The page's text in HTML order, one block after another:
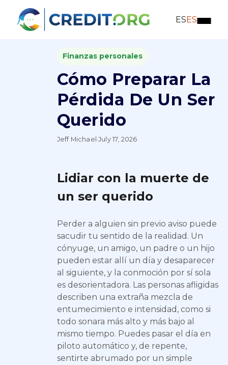
ESES
Finanzas personales
Cómo Preparar La
Pérdida De Un Ser
Querido
Jeff Michael ·July 17, 2026
Lidiar con la muerte de
un ser querido
Perder a alguien sin previo aviso puede
sacudir tu sentido de la realidad. Un
cónyuge, un amigo, un padre o un hijo
pueden estar allí un día y desaparecer
al siguiente, y la conmoción por sí sola
es desorientadora. Las personas afligidas
describen una extraña mezcla de
entumecimiento e intensidad, como si
todo sonara más alto y más bajo al
mismo tiempo. Puedes pasar el día en
piloto automático y, de repente,
sentirte abrumado por un simple